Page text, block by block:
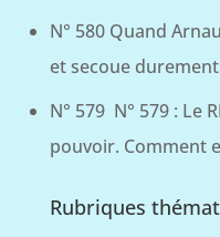
N° 580 Quand
et secoue
N° 579 N° 579 : Le
pouvoir. Comment
Rubriques